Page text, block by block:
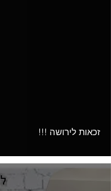
זכאות לירושה !!!